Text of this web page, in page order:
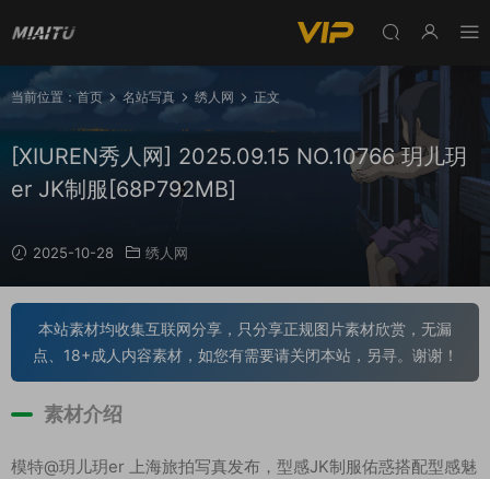
当前位置： 首页 名站写真 绣人网 正文
[XIUREN秀人网] 2025.09.15 NO.10766 玥儿玥
er JK制服[68P792MB]
2025-10-28 绣人网
本站素材均收集互联网分享，只分享正规图片素材欣赏，无漏
点、18+成人内容素材，如您有需要请关闭本站，另寻。谢谢！
素材介绍
模特@玥儿玥er 上海旅拍写真发布，型感JK制服佑惑搭配型感魅